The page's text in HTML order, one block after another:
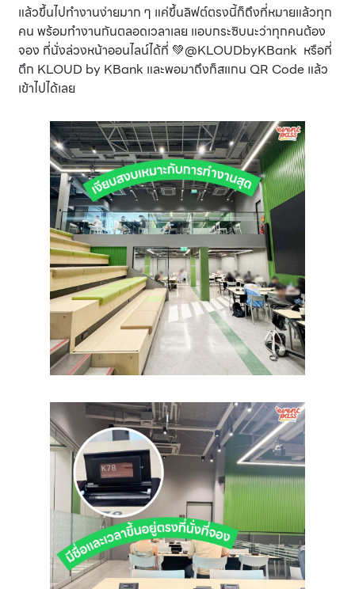
แล้วขึ้นไปทำงานง่ายมาก ๆ แค่ขึ้นลิฟต์ตรงนี้ก็ถึงที่หมายแล้วทุก
คน พร้อมทำงานกันตลอดเวลาเลย แอบกระซิบนะว่าทุกคนต้อง
จอง ที่นั่งล่วงหน้าออนไลน์ได้ที่ 💚@KLOUDbyKBank หรือที่
ตึก KLOUD by KBank และพอมาถึงก็สแกน QR Code แล้ว
เข้าไปได้เลย